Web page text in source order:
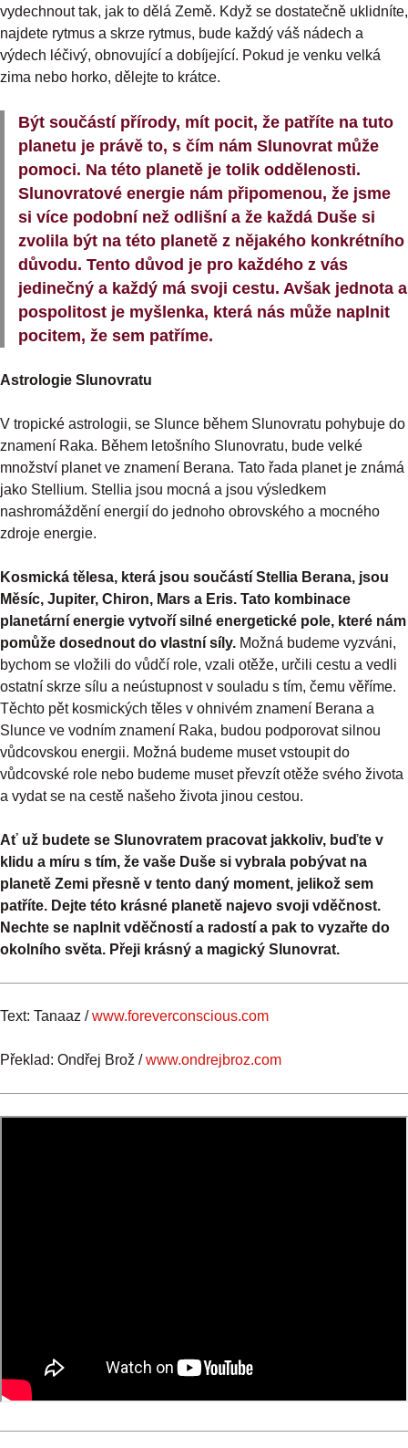
vydechnout tak, jak to dělá Země. Když se dostatečně uklidníte,
najdete rytmus a skrze rytmus, bude každý váš nádech a
výdech léčivý, obnovující a dobíjející. Pokud je venku velká
zima nebo horko, dělejte to krátce.
Být součástí přírody, mít pocit, že patříte na tuto
planetu je právě to, s čím nám Slunovrat může
pomoci. Na této planetě je tolik oddělenosti.
Slunovratové energie nám připomenou, že jsme
si více podobní než odlišní a že každá Duše si
zvolila být na této planetě z nějakého konkrétního
důvodu. Tento důvod je pro každého z vás
jedinečný a každý má svoji cestu. Avšak jednota a
pospolitost je myšlenka, která nás může naplnit
pocitem, že sem patříme.
Astrologie Slunovratu
V tropické astrologii, se Slunce během Slunovratu pohybuje do
znamení Raka. Během letošního Slunovratu, bude velké
množství planet ve znamení Berana. Tato řada planet je známá
jako Stellium. Stellia jsou mocná a jsou výsledkem
nashromáždění energií do jednoho obrovského a mocného
zdroje energie.
Kosmická tělesa, která jsou součástí Stellia Berana, jsou
Měsíc, Jupiter, Chiron, Mars a Eris. Tato kombinace
planetární energie vytvoří silné energetické pole, které nám
pomůže dosednout do vlastní síly. Možná budeme vyzváni,
bychom se vložili do vůdčí role, vzali otěže, určili cestu a vedli
ostatní skrze sílu a neústupnost v souladu s tím, čemu věříme.
Těchto pět kosmických těles v ohnivém znamení Berana a
Slunce ve vodním znamení Raka, budou podporovat silnou
vůdcovskou energii. Možná budeme muset vstoupit do
vůdcovské role nebo budeme muset převzít otěže svého života
a vydat se na cestě našeho života jinou cestou.
Ať už budete se Slunovratem pracovat jakkoliv, buďte v
klidu a míru s tím, že vaše Duše si vybrala pobývat na
planetě Zemi přesně v tento daný moment, jelikož sem
patříte. Dejte této krásné planetě najevo svoji vděčnost.
Nechte se naplnit vděčností a radostí a pak to vyzařte do
okolního světa. Přeji krásný a magický Slunovrat.
Text: Tanaaz /www.foreverconscious.com
Překlad: Ondřej Brož /www.ondrejbroz.com